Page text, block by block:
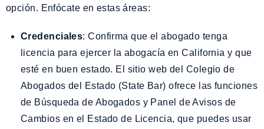
opción. Enfócate en estas áreas:
Credenciales: Confirma que el abogado tenga
licencia para ejercer la abogacía en California y que
esté en buen estado. El sitio web del Colegio de
Abogados del Estado (State Bar) ofrece las funciones
de Búsqueda de Abogados y Panel de Avisos de
Cambios en el Estado de Licencia, que puedes usar